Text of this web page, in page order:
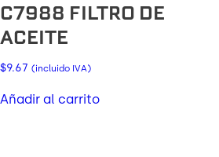
C7988 FILTRO DE
ACEITE
$9.67 (incluido IVA)
Añadir al carrito